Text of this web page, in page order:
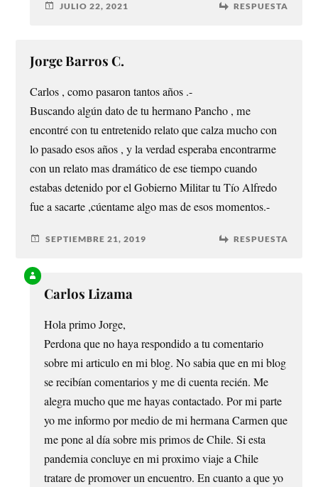
JULIO 22, 2021 RESPUESTA
Jorge Barros C.
Carlos , como pasaron tantos años .-
Buscando algún dato de tu hermano Pancho , me
encontré con tu entretenido relato que calza mucho con
lo pasado esos años , y la verdad esperaba encontrarme
con un relato mas dramático de ese tiempo cuando
estabas detenido por el Gobierno Militar tu Tío Alfredo
fue a sacarte ,cúentame algo mas de esos momentos.-
SEPTIEMBRE 21, 2019 RESPUESTA
Carlos Lizama
Hola primo Jorge,
Perdona que no haya respondido a tu comentario
sobre mi articulo en mi blog. No sabia que en mi blog
se recibían comentarios y me di cuenta recién. Me
alegra mucho que me hayas contactado. Por mi parte
yo me informo por medio de mi hermana Carmen que
me pone al día sobre mis primos de Chile. Si esta
pandemia concluye en mi proximo viaje a Chile
tratare de promover un encuentro. En cuanto a que yo